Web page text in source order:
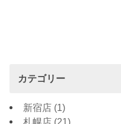
カテゴリー
新宿店 (1)
札幌店 (21)